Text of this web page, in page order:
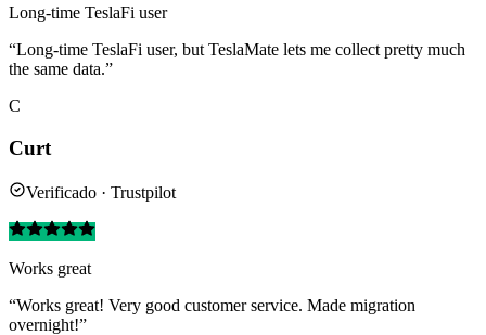
Long-time TeslaFi user
“Long-time TeslaFi user, but TeslaMate lets me collect pretty much
the same data.”
C
Curt
Verificado · Trustpilot
Works great
“Works great! Very good customer service. Made migration
overnight!”